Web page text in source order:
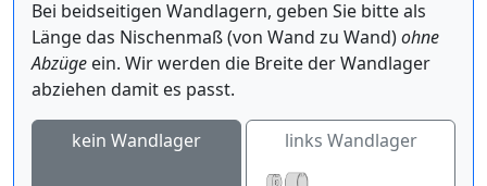
Bei beidseitigen Wandlagern, geben Sie bitte als
Länge das Nischenmaß (von Wand zu Wand)ohne
Abzüge ein. Wir werden die Breite der Wandlager
abziehen damit es passt.
kein Wandlager links Wandlager